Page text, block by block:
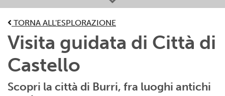
Attività preferite
TORNA ALL'ESPLORAZIONE
Visita guidata di Città di
Castello
Scopri la città di Burri, fra luoghi antichi